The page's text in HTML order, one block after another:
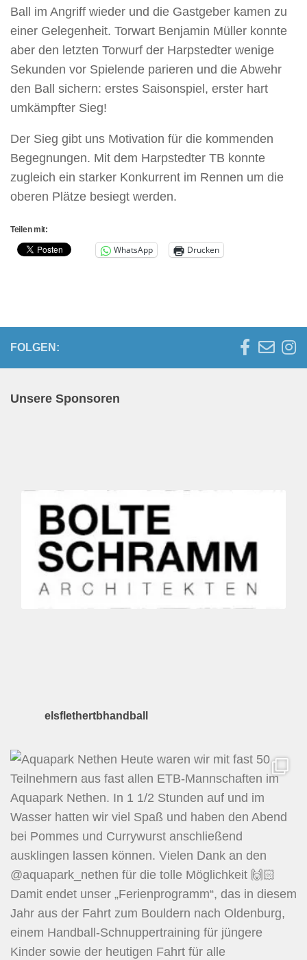
Ball im Angriff wieder und die Gastgeber kamen zu
einer Gelegenheit. Torwart Benjamin Müller konnte
aber den letzten Torwurf der Harpstedter wenige
Sekunden vor Spielende parieren und die Abwehr
den Ball sichern: erstes Saisonspiel, erster hart
umkämpfter Sieg!
Der Sieg gibt uns Motivation für die kommenden
Begegnungen. Mit dem Harpstedter TB konnte
zugleich ein starker Konkurrent im Rennen um die
oberen Plätze besiegt werden.
Teilen mit:
WhatsApp Drucken
FOLGEN:
Unsere Sponsoren
elsflethertbhandball